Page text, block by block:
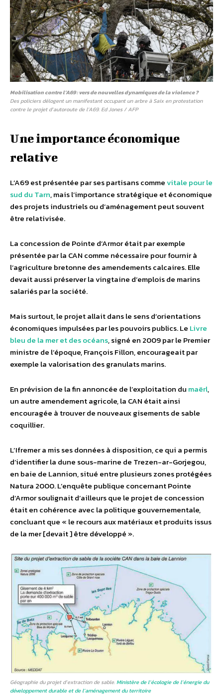
Mobilisation contre l’A69 : vers de nouvelles dynamiques de la violence ?
Des policiers délogent un manifestant occupant un arbre à Saix en protestation
contre le projet d’autoroute de l’A69. Ed Jones / AFP
Une importance économique
relative
L’A69 est présentée par ses partisans commevitale pour le
sud du Tarn, mais l’importance stratégique et économique
des projets industriels ou d’aménagement peut souvent
être relativisée.
La concession de Pointe d’Armor était par exemple
présentée par la CAN comme nécessaire pour fournir à
l’agriculture bretonne des amendements calcaires. Elle
devait aussi préserver la vingtaine d’emplois de marins
salariés par la société.
Mais surtout, le projet allait dans le sens d’orientations
économiques impulsées par les pouvoirs publics. Le Livre
bleu de la mer et des océans, signé en 2009 par le Premier
ministre de l’époque, François Fillon, encourageait par
exemple la valorisation des granulats marins.
En prévision de la fin annoncée de l’exploitation du maërl,
un autre amendement agricole, la CAN était ainsi
encouragée à trouver de nouveaux gisements de sable
coquillier.
L’Ifremer a mis ses données à disposition, ce qui a permis
d’identifier la dune sous-marine de Trezen-ar-Gorjegou,
en baie de Lannion, situé entre plusieurs zones protégées
Natura 2000. L’enquête publique concernant Pointe
d’Armor soulignait d’ailleurs que le projet de concession
était en cohérence avec la politique gouvernementale,
concluant que « le recours aux matériaux et produits issus
de la mer [devait ] être développé ».
Géographie du projet d’extraction de sable.Ministère de l’écologie de l’énergie du
développement durable et de l’aménagement du territoire